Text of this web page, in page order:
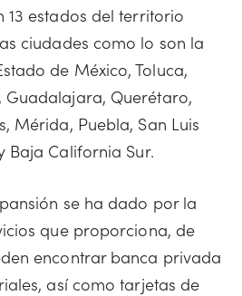
13 estados del territorio
ciudades como lo son la
de México, Toluca,
Querétaro,
Mérida, Puebla, San Luis
Baja California Sur.
se ha dado por la
que proporciona, de
encontrar banca privada
así como tarjetas de